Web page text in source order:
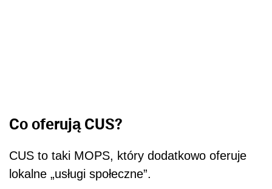
Co oferują CUS?
CUS to taki MOPS, który dodatkowo oferuje
lokalne „usługi społeczne”.